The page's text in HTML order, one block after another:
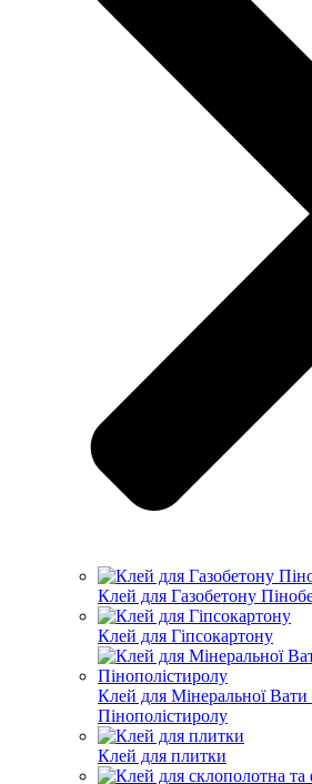
Клей для Газобетону
Клей для Гіпсокартону
Клей для Мінеральної Вати
Пінополістиролу
Клей для плитки